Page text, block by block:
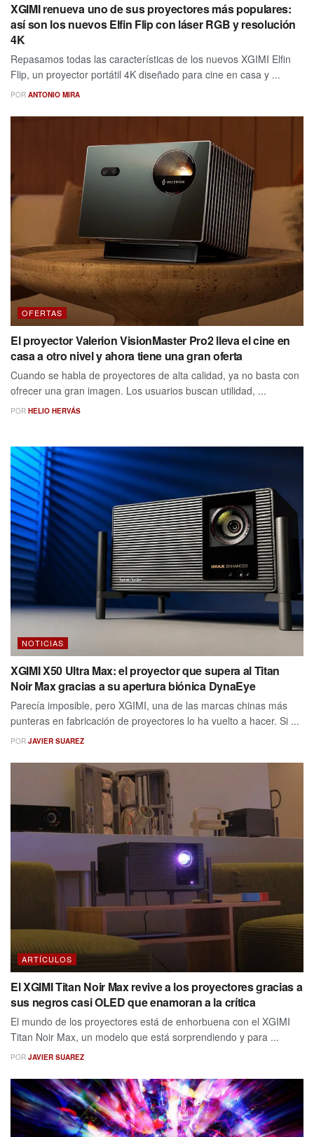
XGIMI renueva uno de sus proyectores más populares:
así son los nuevos Elfin Flip con láser RGB y resolución
4K
Repasamos todas las características de los nuevos XGIMI Elfin
Flip, un proyector portátil 4K diseñado para cine en casa y ...
POR ANTONIO MIRA
OFERTAS
El proyector Valerion VisionMaster Pro2 lleva el cine en
casa a otro nivel y ahora tiene una gran oferta
Cuando se habla de proyectores de alta calidad, ya no basta con
ofrecer una gran imagen. Los usuarios buscan utilidad, ...
POR HELIO HERVÁS
NOTICIAS
XGIMI X50 Ultra Max: el proyector que supera al Titan
Noir Max gracias a su apertura biónica DynaEye
Parecía imposible, pero XGIMI, una de las marcas chinas más
punteras en fabricación de proyectores lo ha vuelto a hacer. Si ...
POR JAVIER SUAREZ
ARTÍCULOS
El XGIMI Titan Noir Max revive a los proyectores gracias a
sus negros casi OLED que enamoran a la crítica
El mundo de los proyectores está de enhorbuena con el XGIMI
Titan Noir Max, un modelo que está sorprendiendo y para ...
POR JAVIER SUAREZ